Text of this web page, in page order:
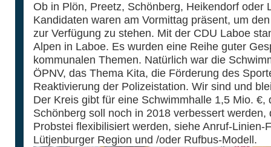
Ob in Plön, Preetz, Schönberg, Heikendorf oder
Kandidaten waren am Vormittag präsent, um
zur Verfügung zu stehen. Mit der CDU Laboe
Alpen in Laboe. Es wurden eine Reihe guter
kommunalen Themen. Natürlich war die
ÖPNV, das Thema Kita, die Förderung des
Reaktivierung der Polizeistation. Wir sind und
Der Kreis gibt für eine Schwimmhalle 1,5 Mio. €,
Schönberg soll noch in 2018 verbessert
Probstei flexibilisiert werden, siehe Anruf-Linien-
Lütjenburger Region und /oder Rufbus-Modell.